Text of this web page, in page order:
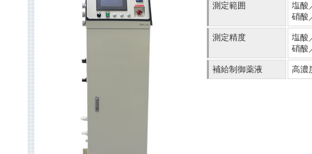
測定範囲
塩酸
硝酸
測定精度
塩酸
硝酸
補給制御薬液 高濃